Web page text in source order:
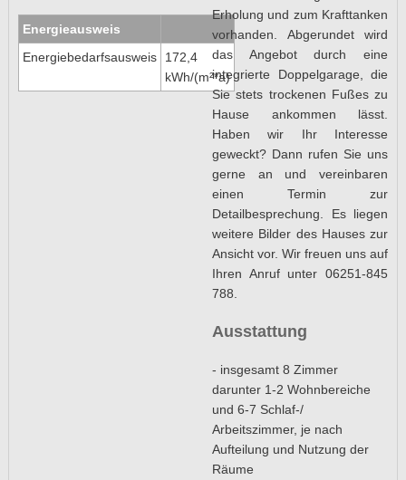
Energieausweis
Energiebedarfsausweis
172,4
kWh/(m²*a)
Erholung und zum Krafttanken
vorhanden. Abgerundet wird
das Angebot durch eine
integrierte Doppelgarage, die
Sie stets trockenen Fußes zu
Hause ankommen lässt.
Haben wir Ihr Interesse
geweckt? Dann rufen Sie uns
gerne an und vereinbaren
einen Termin zur
Detailbesprechung. Es liegen
weitere Bilder des Hauses zur
Ansicht vor. Wir freuen uns auf
Ihren Anruf unter 06251-845
788.
Ausstattung
- insgesamt 8 Zimmer
darunter 1-2 Wohnbereiche
und 6-7 Schlaf-/
Arbeitszimmer, je nach
Aufteilung und Nutzung der
Räume